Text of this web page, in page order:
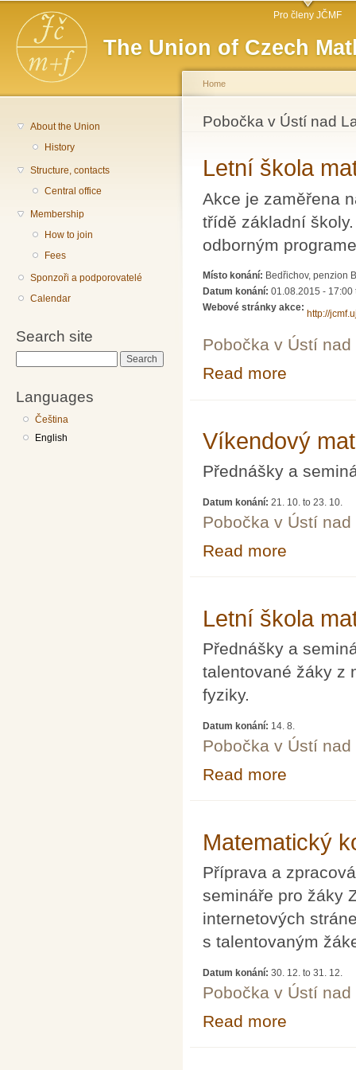
The Union of Czech
Main menu Pro členy JČMF
About the Union
History
Structure, contacts
Central office
Membership
How to join
Fees
Sponzoři a podporovatelé
Calendar
Search site
Languages
Čeština
English
You are here
Home
Pobočka v Ústí nad
Letní škola
Akce je zaměřena
třídě základní
odborným
Místo konání: Bedřichov, penzion
Datum konání: 01.08.2015 - 17:00
Webové stránky akce:
http://
Pobočka v Ústí nad
Read more
Víkendový
Přednášky a
Datum konání: 21. 10. to 23. 10.
Pobočka v Ústí nad
Read more
Letní škola
Přednášky a
talentované žáky z
fyziky.
Datum konání: 14. 8.
Pobočka v Ústí nad
Read more
Matematický
Příprava a
semináře pro žáky
internetových
s talentovaným
Datum konání: 30. 12. to 31. 12.
Pobočka v Ústí nad
Read more